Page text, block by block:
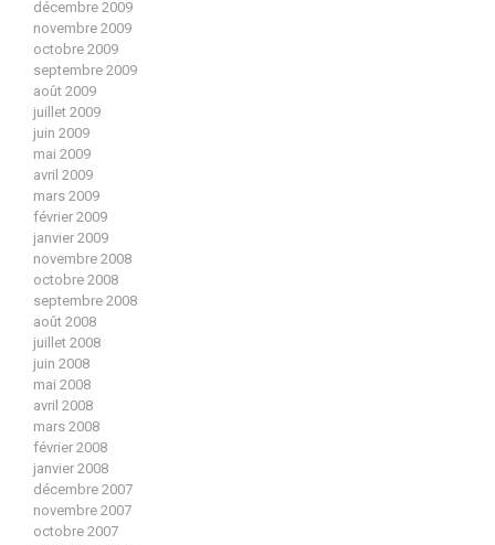
décembre 2009
novembre 2009
octobre 2009
septembre 2009
août 2009
juillet 2009
juin 2009
mai 2009
avril 2009
mars 2009
février 2009
janvier 2009
novembre 2008
octobre 2008
septembre 2008
août 2008
juillet 2008
juin 2008
mai 2008
avril 2008
mars 2008
février 2008
janvier 2008
décembre 2007
novembre 2007
octobre 2007